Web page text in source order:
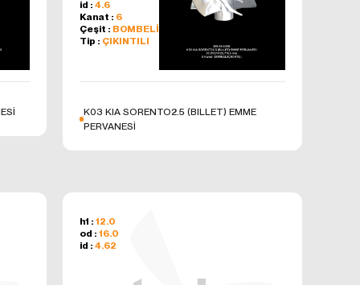
id : 4.6
Kanat : 6
Çeşit : BOMBELİ
Tip : ÇIKINTILI
K03 KIA SORENTO2.5 (BILLET) EMME
PERVANESİ
h1 : 12.0
od : 16.0
id : 4.62
üzere,